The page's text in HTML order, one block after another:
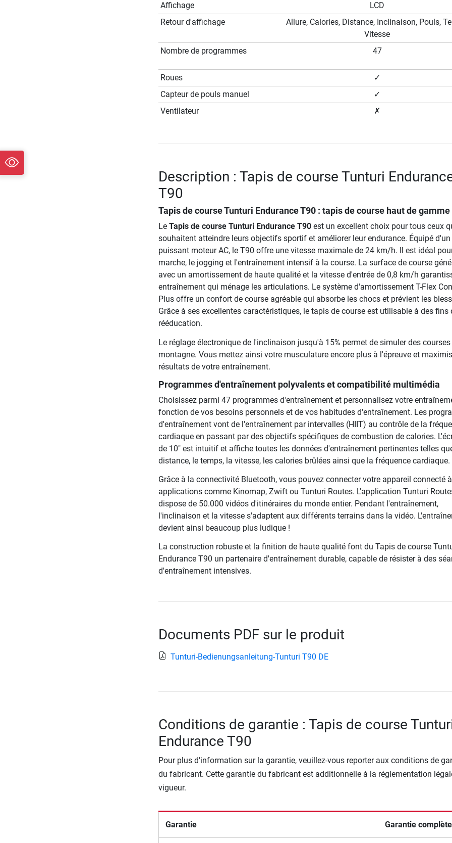
Affichage
LCD
Retour d'affichage
Allure, Calories, Distance, Inclinaison, Pouls,
Vitesse
Nombre de programmes
47
Roues
✓
Capteur de pouls manuel
✓
Ventilateur
✗
Description : Tapis de course Tunturi
T90
Tapis de course Tunturi Endurance T90: tapis de course haut de gamme
Le Tapis de course Tunturi Endurance T90est un excellent choix pour tous ceux
souhaitent atteindre leurs objectifs sportif et améliorer leur endurance. Équipé d'un
puissant moteur AC, le T90 offre une vitesse maximale de 24 km/h. Il est idéal
marche, le jogging et l'entraînement intensif à la course. La surface de course
avec un amortissement de haute qualité et la vitesse d'entrée de 0,8 km/h
entraînement qui ménage les articulations. Le système d'amortissement T-Flex
Plus offre un confort de course agréable qui absorbe les chocs et prévient les
Grâce à ses excellentes caractéristiques, le tapis de course est utilisable à des fins
rééducation.
Le réglage électronique de l'inclinaison jusqu'à 15% permet de simuler des courses
montagne. Vous mettez ainsi votre musculature encore plus à l'épreuve et
résultats de votre entraînement.
Programmes d'entraînement polyvalents et compatibilité multimédia
Choisissez parmi 47 programmes d'entraînement et personnalisez votre
fonction de vos besoins personnels et de vos habitudes d'entraînement. Les
d'entraînement vont de l'entraînement par intervalles (HIIT) au contrôle de la
cardiaque en passant par des objectifs spécifiques de combustion de calories.
de 10" est intuitif et affiche toutes les données d'entraînement pertinentes telles
distance, le temps, la vitesse, les calories brûlées ainsi que la fréquence cardiaque.
Grâce à la connectivité Bluetooth, vous pouvez connecter votre appareil connecté
applications comme Kinomap, Zwift ou Tunturi Routes. L'application Tunturi
dispose de 50.000 vidéos d'itinéraires du monde entier. Pendant l'entraînement,
l'inclinaison et la vitesse s'adaptent aux différents terrains dans la vidéo.
devient ainsi beaucoup plus ludique !
La construction robuste et la finition de haute qualité font du Tapis de course
Endurance T90 un partenaire d'entraînement durable, capable de résister à des
d'entraînement intensives.
Documents PDF sur le produit
Tunturi-Bedienungsanleitung-Tunturi T90 DE
Conditions de garantie : Tapis de course
Endurance T90
Pour plus d’information sur la garantie, veuillez-vous reporter aux conditions de
du fabricant. Cette garantie du fabricant est additionnelle à la réglementation
vigueur.
Garantie Garantie complète